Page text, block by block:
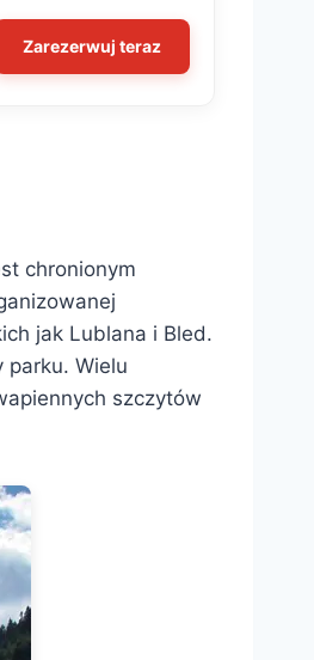
Zarezerwuj teraz
chronionym
jak Lublana i Bled.
parku. Wielu
szczytów